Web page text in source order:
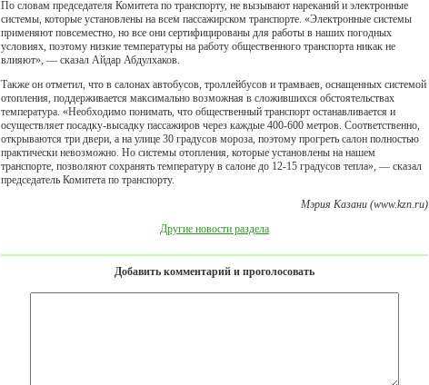
По словам председателя Комитета по транспорту, не вызывают нареканий и электронные
системы, которые установлены на всем пассажирском транспорте. «Электронные системы
применяют повсеместно, но все они сертифицированы для работы в наших погодных
условиях, поэтому низкие температуры на работу общественного транспорта никак не
влияют», — сказал Айдар Абдулхаков.
Также он отметил, что в салонах автобусов, троллейбусов и трамваев, оснащенных системой
отопления, поддерживается максимально возможная в сложившихся обстоятельствах
температура. «Необходимо понимать, что общественный транспорт останавливается и
осуществляет посадку-высадку пассажиров через каждые 400-600 метров. Соответственно,
открываются три двери, а на улице 30 градусов мороза, поэтому прогреть салон полностью
практически невозможно. Но системы отопления, которые установлены на нашем
транспорте, позволяют сохранять температуру в салоне до 12-15 градусов тепла», — сказал
председатель Комитета по транспорту.
Мэрия Казани (www.kzn.ru)
Другие новости раздела
Добавить комментарий и проголосовать